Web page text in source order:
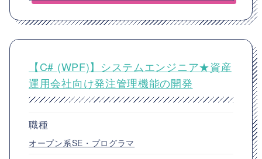
【C# (WPF)】システムエンジニア★資産
運用会社向け発注管理機能の開発
職種
オープン系SE・プログラマ